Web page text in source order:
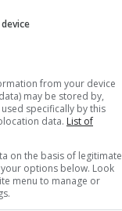
molte
il
una dieta
Infatti i cibi
e delle
from your device
may be stored by,
specifically by this
data. List of
on the basis of legitimate
options below. Look
menu to manage or